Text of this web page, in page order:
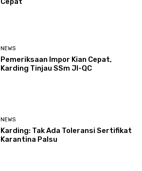
NEWS
Pemeriksaan Impor Kian Cepat,
Karding Tinjau SSm JI-QC
NEWS
Karding: Tak Ada Toleransi Sertifikat
Karantina Palsu